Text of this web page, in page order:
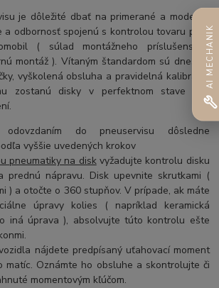
je dôležité dbať na primerané a moderné
a odbornosť spojenú s kontrolou tovaru pred
( súlad montážneho príslušenstva,
montáž ). Vítaným štandardom sú dnes už
vyškolená obsluha a pravidelná kalibrácia
zostanú disky v perfektnom stave bez
do pneuservisu dôsledne
vyššie uvedených krokov
pneumatiky na diskvyžadujte kontrolu disku
prednú nápravu. Disk upevnite skrutkami (
) a otočte o 360 stupňov. V prípade, ak máte
úpravy kolies ( napríklad keramická
iná úprava ), absolvujte túto kontrolu ešte
nájdete predpísaný uťahovací moment
matíc. Oznámte ho obsluhe a skontrolujte či
momentovým kľúčom.
AI MECHANIK